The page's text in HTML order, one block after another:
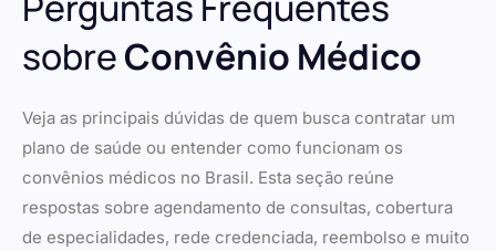
sobreConvênio Médico
Veja as principais dúvidas de quem busca contratar um
plano de saúde ou entender como funcionam os
convênios médicos no Brasil. Esta seção reúne
respostas sobre agendamento de consultas, cobertura
de especialidades, rede credenciada, reembolso e muito